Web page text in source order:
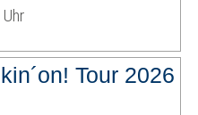
Tour 2026